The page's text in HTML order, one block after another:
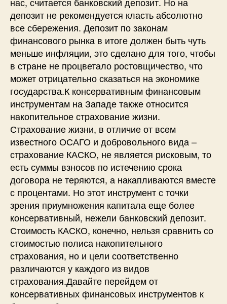
депозит не рекомендуется класть абсолютно
все сбережения. Депозит по законам
финансового рынка в итоге должен быть чуть
меньше инфляции, это сделано для того, чтобы
в стране не процветало ростовщичество, что
может отрицательно сказаться на экономике
государства.К консервативным финансовым
инструментам на Западе также относится
накопительное страхование жизни.
Страхование жизни, в отличие от всем
известного ОСАГО и добровольного вида –
страхование КАСКО, не является рисковым, то
есть суммы взносов по истечению срока
договора не теряются, а накапливаются вместе
с процентами. Но этот инструмент с точки
зрения приумножения капитала еще более
консервативный, нежели банковский депозит.
Стоимость КАСКО, конечно, нельзя сравнить со
стоимостью полиса накопительного
страхования, но и цели соответственно
различаются у каждого из видов
страхования.Давайте перейдем от
консервативных финансовых инструментов к